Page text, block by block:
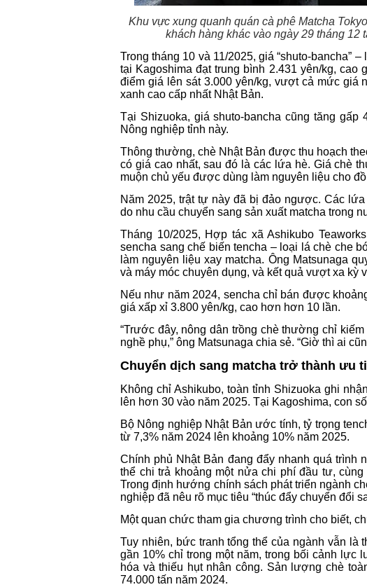
Khu vực xung quanh quán cà phê Matcha
khách hàng khác vào ngày 29 tháng 12
Trong tháng 10 và 11/2025, giá “shuto-bancha”
tại Kagoshima đạt trung bình 2.431 yên/kg,
điểm giá lên sát 3.000 yên/kg, vượt cả mức giá
xanh cao cấp nhất Nhật Bản.
Tại Shizuoka, giá shuto-bancha cũng tăng
Nông nghiệp tỉnh này.
Thông thường, chè Nhật Bản được thu hoạch
có giá cao nhất, sau đó là các lứa hè. Giá chè
muộn chủ yếu được dùng làm nguyên liệu cho
Năm 2025, trật tự này đã bị đảo ngược. Các
do nhu cầu chuyển sang sản xuất matcha trong
Tháng 10/2025, Hợp tác xã Ashikubo
sencha sang chế biến tencha – loại lá chè che
làm nguyên liệu xay matcha. Ông Matsunaga
và máy móc chuyên dụng, và kết quả vượt xa kỳ
Nếu như năm 2024, sencha chỉ bán được
giá xấp xỉ 3.800 yên/kg, cao hơn hơn 10 lần.
“Trước đây, nông dân trồng chè thường chỉ
nghề phụ,” ông Matsunaga chia sẻ. “Giờ thì ai
Chuyển dịch sang matcha trở thành ưu
Không chỉ Ashikubo, toàn tỉnh Shizuoka ghi
lên hơn 30 vào năm 2025. Tại Kagoshima, con
Bộ Nông nghiệp Nhật Bản ước tính, tỷ trọng
từ 7,3% năm 2024 lên khoảng 10% năm 2025.
Chính phủ Nhật Bản đang đẩy nhanh quá trình
thể chi trả khoảng một nửa chi phí đầu tư,
Trong định hướng chính sách phát triển ngành
nghiệp đã nêu rõ mục tiêu “thúc đẩy chuyển đổi
Một quan chức tham gia chương trình cho biết,
Tuy nhiên, bức tranh tổng thể của ngành vẫn là
gần 10% chỉ trong một năm, trong bối cảnh
hóa và thiếu hụt nhân công. Sản lượng chè
74.000 tấn năm 2024.